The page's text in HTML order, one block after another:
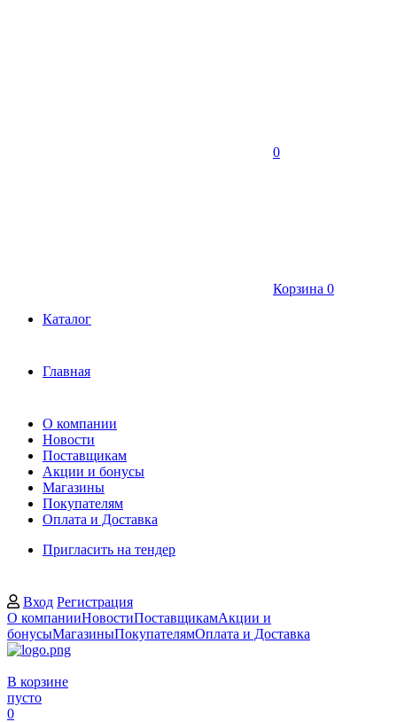
0
Корзина 0
Каталог
Главная
О компании
Новости
Поставщикам
Акции и бонусы
Магазины
Покупателям
Оплата и Доставка
Пригласить на тендер
Вход Регистрация
О компанииНовостиПоставщикамАкции и
бонусыМагазиныПокупателямОплата и Доставка
В корзине
пусто
0